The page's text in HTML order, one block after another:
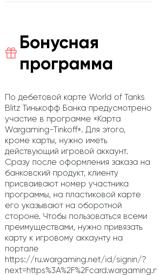
Бонусная
программа
По дебетовой карте World of Tanks
Blitz Тинькофф Банка предусмотрено
участие в программе «Карта
Wargaming-Tinkoff». Для этого,
кроме карты, нужно иметь
действующий игровой аккаунт.
Сразу после оформления заказа на
банковский продукт, клиенту
присваивают номер участника
программы, на пластиковой карте
его указывают на оборотной
стороне. Чтобы пользоваться всеми
преимуществами, нужно привязать
карту к игровому аккаунту на
портале
https://ru.wargaming.net/id/signin/?